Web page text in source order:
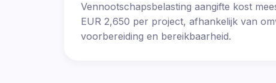
Vennootschapsbelasting aangifte kost
EUR 2,650 per project, afhankelijk van
voorbereiding en bereikbaarheid.